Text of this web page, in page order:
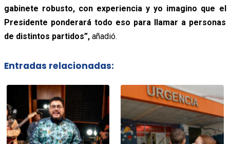
gabinete robusto, con experiencia y yo imagino que el
Presidente ponderará todo eso para llamar a personas
de distintos partidos”, añadió.
Entradas relacionadas: